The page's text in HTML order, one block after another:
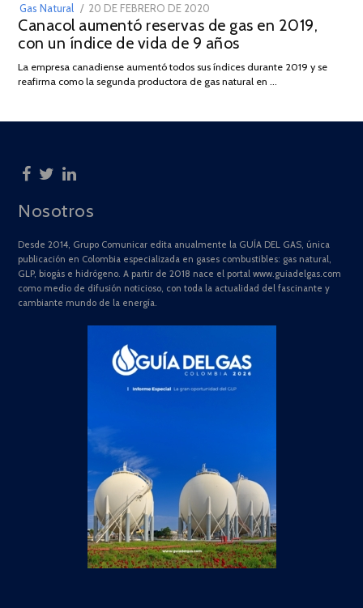
Gas Natural
POSTED
ON
20 DE FEBRERO DE 2020
DE
JULIO
2025
Canacol aumentó reservas de gas en 2019,
con un índice de vida de 9 años
La empresa canadiense aumentó todos sus índices durante 2019 y se
reafirma como la segunda productora de gas natural en …
Nosotros
Desde 2014, Grupo Comunicar edita anualmente la GUÍA DEL GAS, única
publicación en Colombia especializada en gases combustibles: gas natural,
GLP, biogás e hidrógeno. A partir de 2018 nace el portal www.guiadelgas.com
como medio de difusión noticioso, con toda la actualidad del fascinante y
cambiante mundo de la energía.